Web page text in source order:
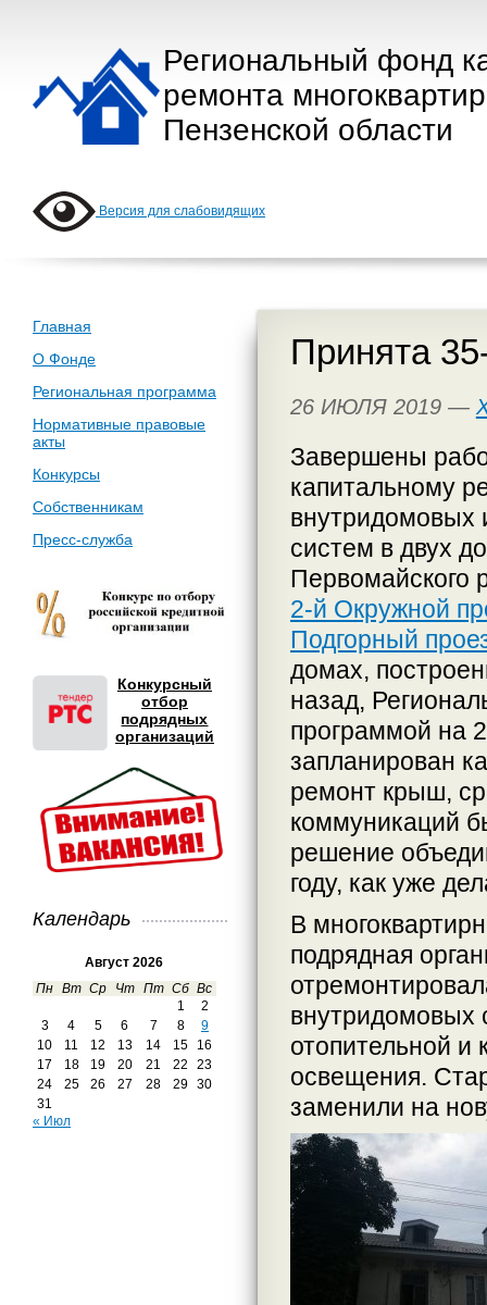
Региональный фонд
ремонта
Пензенской области
Версия для слабовидящих
Главная
О Фонде
Региональная программа
Нормативные правовые
акты
Конкурсы
Собственникам
Пресс-служба
Конкурсный
отбор
подрядных
организаций
Календарь
Август 2026
Пн Вт Ср Чт Пт Сб Вс
1
2
3
4 5 6 7 8
9
10
11 12 13 14 15
16
17
18 19 20 21 22
23
24
25 26 27 28 29
30
31
« Июл
Принята
26 ИЮЛЯ 2019 —
Завершены
капитальному
внутридомовых
систем в двух
Первомайского
2-й Окружной
Подгорный
домах,
назад,
программой на
запланирован
ремонт крыш,
коммуникаций
решение
году, как уже
В
подрядная
внутридомовых
отопительной и
освещения.
заменили на